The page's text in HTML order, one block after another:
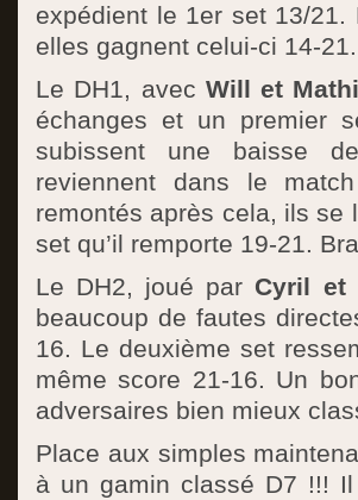
expédient le 1er set 13/
elles gagnent celui-ci 14-
Le DH1, avec Will et
échanges et un premier
subissent une baisse
reviennent dans le
remontés après cela, ils se
set qu’il remporte 19-21.
Le DH2, joué par Cyril et
beaucoup de fautes
16. Le deuxième set
même score 21-16. Un
adversaires bien mieux
Place aux simples
à un gamin classé D7 !!!